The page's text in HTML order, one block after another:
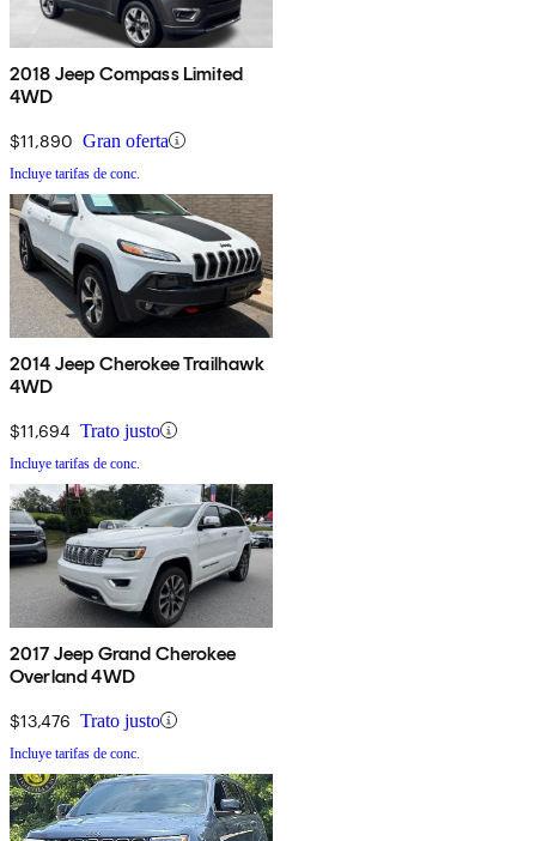
2018 Jeep Compass Limited
4WD
$11,890 Gran oferta
Incluye tarifas de conc.
2014 Jeep Cherokee Trailhawk
4WD
$11,694 Trato justo
Incluye tarifas de conc.
2017 Jeep Grand Cherokee
Overland 4WD
$13,476 Trato justo
Incluye tarifas de conc.